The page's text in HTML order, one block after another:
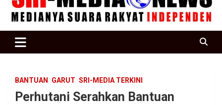
SRI Media news
BANTUAN GARUT SRI-MEDIA TERKINI
Perhutani Serahkan Bantuan